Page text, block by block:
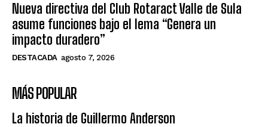
Nueva directiva del Club Rotaract Valle de Sula
asume funciones bajo el lema “Genera un
impacto duradero”
DESTACADA agosto 7, 2026
MÁS POPULAR
La historia de Guillermo Anderson